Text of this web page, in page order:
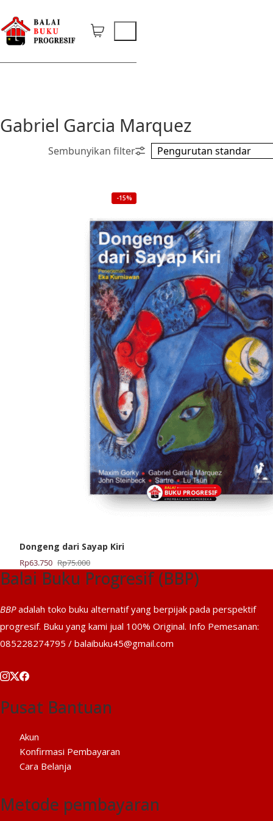
Gabriel Garcia Marquez
-15%
Dongeng dari Sayap Kiri
Rp75.000
Harga
aslinya
adalah:
Rp63.750
Harga
saat
ini
Rp63.750.
Balai Buku Progresif (BBP)
BBPadalah toko buku alternatif yang berpijak pada perspektif
progresif. Buku yang kami jual 100% Original. Info Pemesanan:
085228274795 / balaibuku45@gmail.com
Pusat Bantuan
Akun
Konfirmasi Pembayaran
Cara Belanja
Metode pembayaran